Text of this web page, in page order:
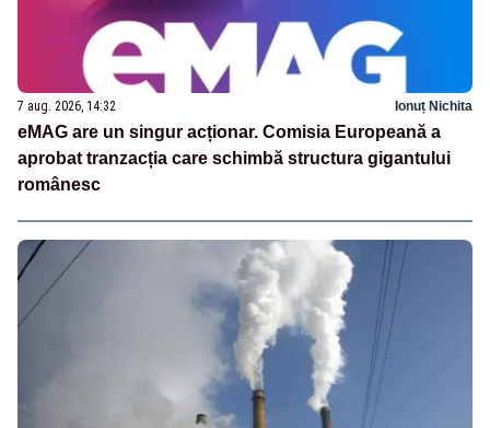
7 aug. 2026, 14:32 Ionuț Nichita
eMAG are un singur acționar. Comisia Europeană a
aprobat tranzacția care schimbă structura gigantului
românesc